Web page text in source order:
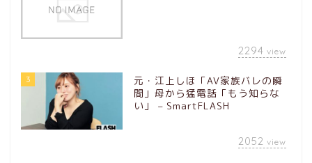
2294 view
3
元・江上しほ「AV家族バレの瞬
間」母から猛電話「もう知らな
い」 – SmartFLASH
2052 view